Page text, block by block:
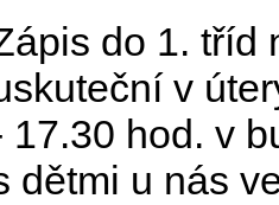
do 1. tříd
v
17.30 hod. v
dětmi u nás